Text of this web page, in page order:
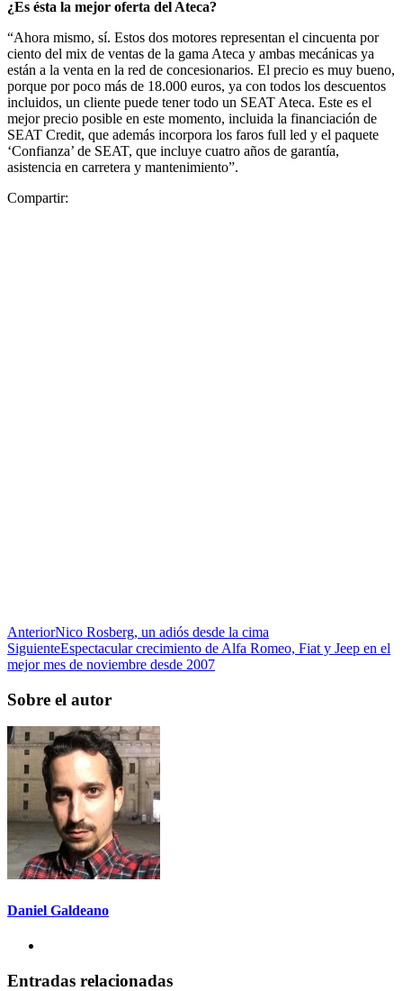
¿Es ésta la mejor oferta del Ateca?
“Ahora mismo, sí. Estos dos motores representan el cincuenta por
ciento del mix de ventas de la gama Ateca y ambas mecánicas ya
están a la venta en la red de concesionarios. El precio es muy bueno,
porque por poco más de 18.000 euros, ya con todos los descuentos
incluidos, un cliente puede tener todo un SEAT Ateca. Este es el
mejor precio posible en este momento, incluida la financiación de
SEAT Credit, que además incorpora los faros full led y el paquete
‘Confianza’ de SEAT, que incluye cuatro años de garantía,
asistencia en carretera y mantenimiento”.
Compartir:
AnteriorNico Rosberg, un adiós desde la cima
SiguienteEspectacular crecimiento de Alfa Romeo, Fiat y Jeep en el
mejor mes de noviembre desde 2007
Sobre el autor
Daniel Galdeano
Entradas relacionadas